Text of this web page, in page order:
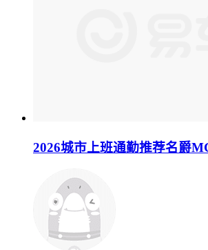
2026城市上班通勤推荐名爵